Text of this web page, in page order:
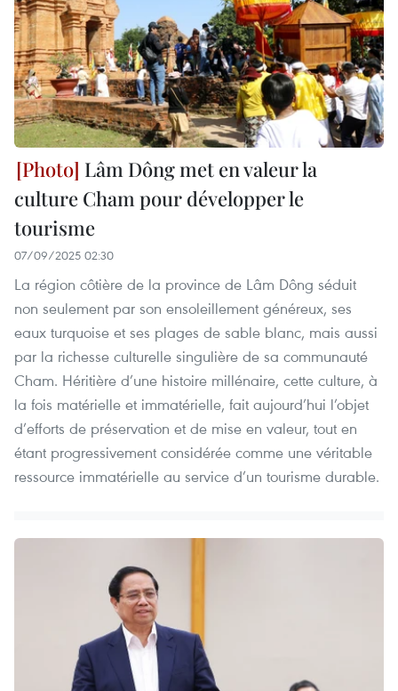
Lâm Dông met en valeur la
culture Cham pour développer le
tourisme
07/09/2025 02:30
La région côtière de la province de Lâm Dông séduit
non seulement par son ensoleillement généreux, ses
eaux turquoise et ses plages de sable blanc, mais aussi
par la richesse culturelle singulière de sa communauté
Cham. Héritière d’une histoire millénaire, cette culture, à
la fois matérielle et immatérielle, fait aujourd’hui l’objet
d’efforts de préservation et de mise en valeur, tout en
étant progressivement considérée comme une véritable
ressource immatérielle au service d’un tourisme durable.